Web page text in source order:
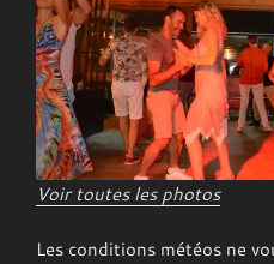
Voir toutes les photos
Les conditions météos ne